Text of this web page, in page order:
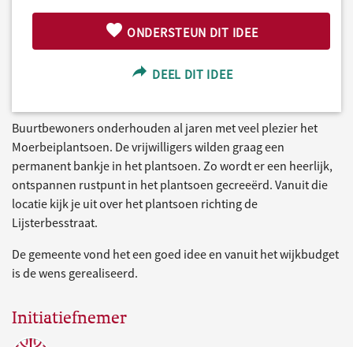
ONDERSTEUN DIT IDEE
DEEL DIT IDEE
Buurtbewoners onderhouden al jaren met veel plezier het
Moerbeiplantsoen. De vrijwilligers wilden graag een
permanent bankje in het plantsoen. Zo wordt er een heerlijk,
ontspannen rustpunt in het plantsoen gecreeërd. Vanuit die
locatie kijk je uit over het plantsoen richting de
Lijsterbesstraat.
De gemeente vond het een goed idee en vanuit het wijkbudget
is de wens gerealiseerd.
Initiatiefnemer